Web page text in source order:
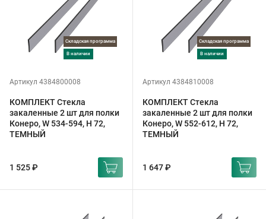
Складская программа
в наличии
Артикул 4384800008
КОМПЛЕКТ Стекла
закаленные 2 шт для полки
Конеро, W 534-594, H 72,
ТЕМНЫЙ
1 525 ₽
Складская программа
в наличии
Артикул 4384810008
КОМПЛЕКТ Стекла
закаленные 2 шт для полки
Конеро, W 552-612, H 72,
ТЕМНЫЙ
1 647 ₽